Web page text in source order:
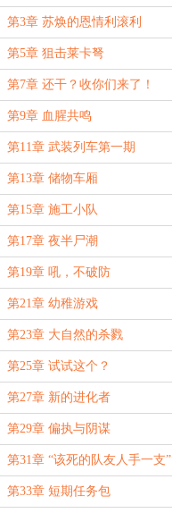
第3章 苏焕的恩情利滚利
第5章 狙击莱卡弩
第7章 还干？收你们来了！
第9章 血腥共鸣
第11章 武装列车第一期
第13章 储物车厢
第15章 施工小队
第17章 夜半尸潮
第19章 吼，不破防
第21章 幼稚游戏
第23章 大自然的杀戮
第25章 试试这个？
第27章 新的进化者
第29章 偏执与阴谋
第31章 “该死的队友人手一支”
第33章 短期任务包